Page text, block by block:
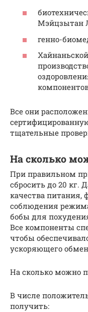
Мэйцзытан
генно-
Все они
тщательные
На сколько
При правильном
сбросить до 20 кг.
качества питания,
соблюдения
бобы для
Все компоненты
чтобы
ускоряющего
На сколько можно
В числе
получить: